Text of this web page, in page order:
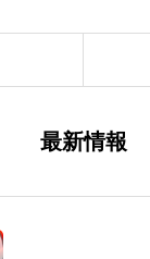
最新情報